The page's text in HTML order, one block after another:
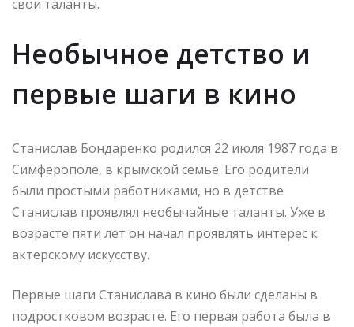
свои таланты.
Необычное детство и
первые шаги в кино
Станислав Бондаренко родился 22 июля 1987 года в
Симферополе, в крымской семье. Его родители
были простыми работниками, но в детстве
Станислав проявлял необычайные таланты. Уже в
возрасте пяти лет он начал проявлять интерес к
актерскому искусству.
Первые шаги Станислава в кино были сделаны в
подростковом возрасте. Его первая работа была в